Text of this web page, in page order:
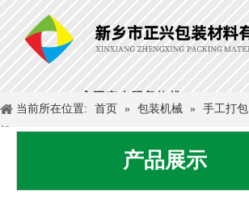
当前所在位置: 首页 » 包装机械 » 手工打包
产品展示